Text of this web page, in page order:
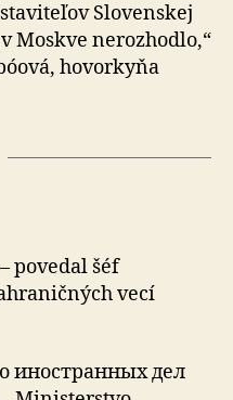
Slovenskej
Moskve nerozhodlo,“
hovorkyňa
povedal šéf
vecí
иностранных дел